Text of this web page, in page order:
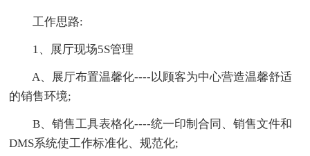
工作思路:
1、展厅现场5S管理
A、展厅布置温馨化----以顾客为中心营造温馨舒适
的销售环境;
B、销售工具表格化----统一印制合同、销售文件和
DMS系统使工作标准化、规范化;